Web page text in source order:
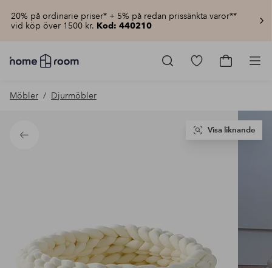
20% på ordinarie priser* + 5% på redan prissänkta varor**
vid köp över 1500 kr. Kod: 440210
Homeroom
–
hemmet
pris
Gå
Gå
Möbler Djurmöbler
Tillbaka
Visa liknande